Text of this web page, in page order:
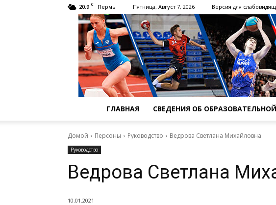
20.9 C Пермь Пятница, Август 7, 2026 Версия для
ГЛАВНАЯ СВЕДЕНИЯ ОБ
Домой Персоны Руководство Ведрова Светлана Михайловна
Руководство
Ведрова Светлана
10.01.2021